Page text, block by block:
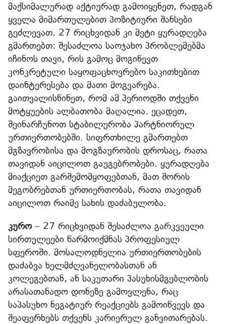
მაქსიმალურად აქტიურად გამოიყენეთ, რადგან
ყველა მიმართულებით პოზიტიური შანსები
გეძლევათ. 27 რიცხვიდან კი მეტი ყურადღება
გმართებთ: შესაძლოა საოჯახო პრობლემებმა
იჩინოს თავი, რის გამოც მოგიწევთ
კონკრეტული საყოფაცხოვრებო საკითხებით
დაინტერესება და მათი მოგვარება.
გაითვალისწინეთ, რომ ამ პერიოდში თქვენი
მოტყუების ალბათობა მაღალია. ეცადეთ,
შეინარჩუნოთ სტაბილურობა პარტნიორულ
ურთიერთობებში. სიფრთხილე გმართებთ
მგზავრობისა და მოგზაურობის დროსაც, რათა
თავიდან აიცილოთ გაუგებრობები. ყურადღება
მიაქციეთ გარშემომყოფებთან, მათ შორის
მეგობრებთან ურთიერთობას, რათა თავიდან
აიცილოთ რაიმე სახის დაძაბულობა.
კურო – 27 რიცხვიდან შესაძლოა გარკვეული
სირთულეები წარმოიქმნას პროფესიულ
სფეროში. მოსალოდნელია ურთიერთობების
დაძაბვა ხელმძღვანელობასთან ან
კოლეგებთან, ან საკუთარი პასუხისმგებლობის
არასათანადო დონეზე გამოვლენა, რაც
საპასუხო ნეგატიურ რეაქციებს გამოიწვევს და
შეაფერხებს თქვენს კარიერულ განვითარებას.